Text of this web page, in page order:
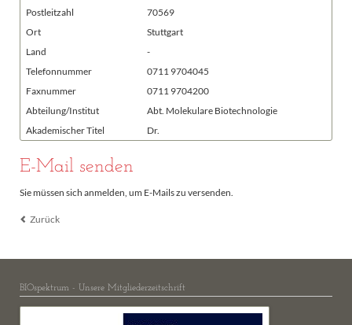
Postleitzahl
70569
Ort
Stuttgart
Land
-
Telefonnummer
0711 9704045
Faxnummer
0711 9704200
Abteilung/Institut
Abt. Molekulare Biotechnologie
Akademischer Titel
Dr.
E-Mail senden
Sie müssen sich anmelden, um E-Mails zu versenden.
Zurück
BIOspektrum - Unsere Mitgliederzeitschrift